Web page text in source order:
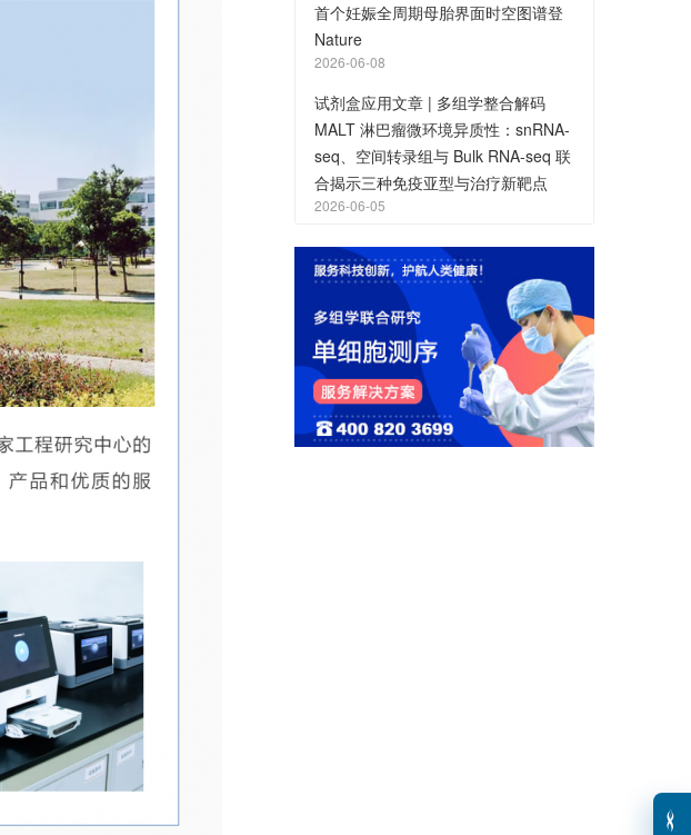
首个妊娠全周期母胎界面时空图谱登
Nature
2026-06-08
试剂盒应用文章 | 多组学整合解码
MALT 淋巴瘤微环境异质性：snRNA-
seq、空间转录组与 Bulk RNA-seq 联
合揭示三种免疫亚型与治疗新靶点
2026-06-05